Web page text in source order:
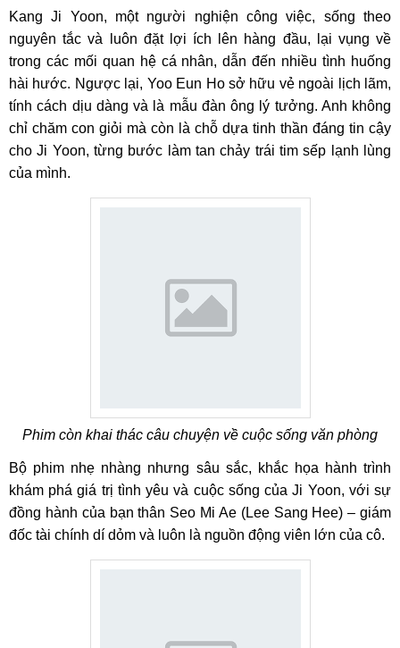
Kang Ji Yoon, một người nghiện công việc, sống theo
nguyên tắc và luôn đặt lợi ích lên hàng đầu, lại vụng về
trong các mối quan hệ cá nhân, dẫn đến nhiều tình huống
hài hước. Ngược lại, Yoo Eun Ho sở hữu vẻ ngoài lịch lãm,
tính cách dịu dàng và là mẫu đàn ông lý tưởng. Anh không
chỉ chăm con giỏi mà còn là chỗ dựa tinh thần đáng tin cậy
cho Ji Yoon, từng bước làm tan chảy trái tim sếp lạnh lùng
của mình.
Phim còn khai thác câu chuyện về cuộc sống văn phòng
Bộ phim nhẹ nhàng nhưng sâu sắc, khắc họa hành trình
khám phá giá trị tình yêu và cuộc sống của Ji Yoon, với sự
đồng hành của bạn thân Seo Mi Ae (Lee Sang Hee) – giám
đốc tài chính dí dỏm và luôn là nguồn động viên lớn của cô.